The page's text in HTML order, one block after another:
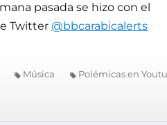
pasada se hizo con el
Twitter @bbcarabicalerts
Música Polémicas en